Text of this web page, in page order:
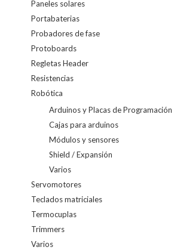
Paneles solares
Portabaterias
Probadores de fase
Protoboards
Regletas Header
Resistencias
Robótica
Arduinos y Placas de Programación
Cajas para arduinos
Módulos y sensores
Shield / Expansión
Varios
Servomotores
Teclados matriciales
Termocuplas
Trimmers
Varios